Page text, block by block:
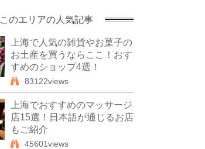
このエリアの人気記事
上海で人気の雑貨やお菓子の
お土産を買うならここ！おす
すめのショップ4選！
83122views
上海でおすすめのマッサージ
店15選！日本語が通じるお店
もご紹介
45601views